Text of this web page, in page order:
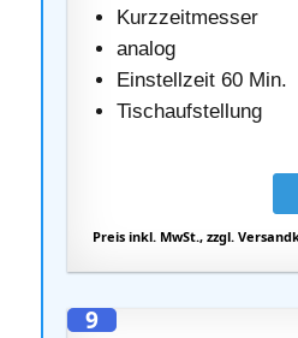
Kurzzeitmesser
analog
Einstellzeit 60 Min.
Tischaufstellung
Preis inkl. MwSt., zzgl.
9